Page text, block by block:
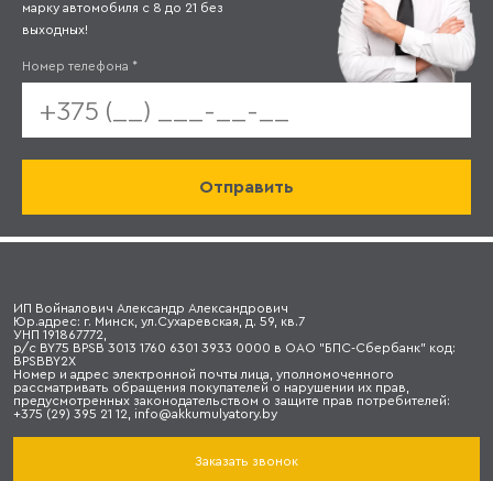
марку автомобиля с 8 до 21 без
выходных!
Номер телефона *
ИП Войналович Александр Александрович
Юр.адрес: г. Минск, ул.Сухаревская, д. 59, кв.7
УНП 191867772,
р/с BY75 BPSB 3013 1760 6301 3933 0000 в ОАО "БПС-Сбербанк" код:
BPSBBY2X
Номер и адрес электронной почты лица, уполномоченного
рассматривать обращения покупателей о нарушении их прав,
предусмотренных законодательством о защите прав потребителей:
+375 (29) 395 21 12, info@akkumulyatory.by
Заказать звонок